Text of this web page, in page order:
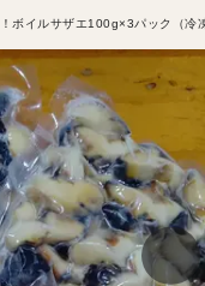
ボイルサザエ100g×3パック（冷